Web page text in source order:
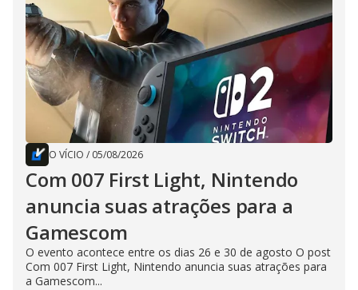
O VÍCIO / 05/08/2026
Com 007 First Light, Nintendo
anuncia suas atrações para a
Gamescom
O evento acontece entre os dias 26 e 30 de agosto O post
Com 007 First Light, Nintendo anuncia suas atrações para
a Gamescom...